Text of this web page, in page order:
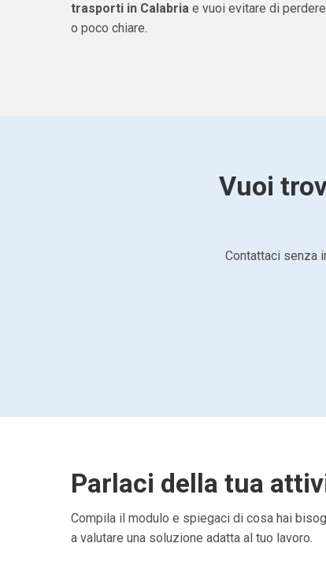
trasporti in Calabriae vuoi evitare di
o poco chiare.
Vuoi
Contattaci senza
Parlaci della tua
Compila il modulo e spiegaci di cosa hai
a valutare una soluzione adatta al tuo lavoro.